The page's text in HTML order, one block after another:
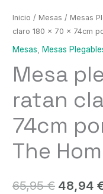
Inicio / Mesas / Mesas
claro 180 x 70 x 74cm
Mesas ,Mesas
Mesa
ratan
74cm
The
65,95€ El
48,94